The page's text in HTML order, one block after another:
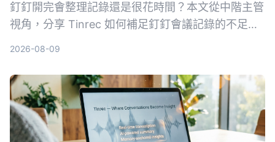
釘釘開完會整理記錄還是很花時間？本文從中階主管
視角，分享 Tinrec 如何補足釘釘會議記錄的不足，
2026-08-09